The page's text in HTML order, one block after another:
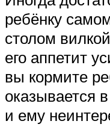
ребёнку
столом
его аппетит
вы кормите
оказывается
и ему